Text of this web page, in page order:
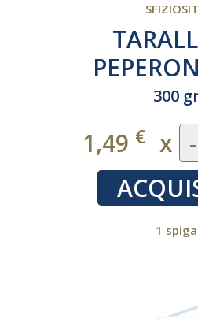
300
1,49 € x -
1 spiga